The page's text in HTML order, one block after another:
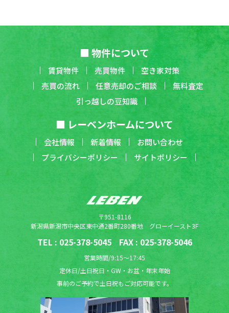
■ 物件について
賃貸物件 売買物件
空き家対策
売買の流れ
任意売却のご相談
無料査定
引っ越しの豆知識
■ レーベンホームについて
会社情報 新着情報
お問い合わせ
プライバシーポリシー
サイトポリシー
〒951-8116
新潟県新潟市中央区東中通2番町280番地 グローイースト3F
TEL : 025-378-5045 FAX : 025-378-5046
営業時間/9:15〜17:45
定休日/土日祝日・GW・お盆・年末年始
事前のご予約で土日祝もご対応可能です。